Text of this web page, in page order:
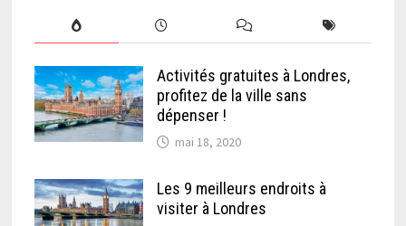
Activités gratuites à Londres,
profitez de la ville sans
dépenser !
mai 18, 2020
Les 9 meilleurs endroits à
visiter à Londres